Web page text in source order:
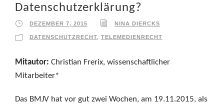
Datenschutzerklärung?
DEZEMBER 7, 2015 NINA DIERCKS
DATENSCHUTZRECHT, TELEMEDIENRECHT
Mitautor: Christian Frerix, wissenschaftlicher
Mitarbeiter*
Das BMJV hat vor gut zwei Wochen, am 19.11.2015, als